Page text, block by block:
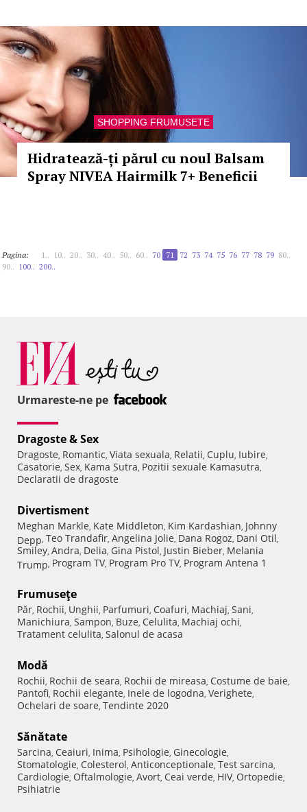
SHOPPING FRUMUSETE
Hidratează-ți părul cu noul Balsam
Spray NIVEA Hairmilk 7+ Beneficii
Pagina: 1.. 10.. 20.. 30.. 40.. 50.. 60.. 70 71 72 73 74 75 76 77 78 79 80..
90.. 100.. 200..
Urmareste-ne pe
Dragoste & Sex
Dragoste, Romantic, Viata sexuala, Relatii, Cuplu, Iubire,
Casatorie, Sex, Kama Sutra, Pozitii sexuale Kamasutra,
Declaratii de dragoste
Divertisment
Meghan Markle, Kate Middleton, Kim Kardashian, Johnny
Depp, Teo Trandafir, Angelina Jolie, Dana Rogoz, Dani Otil,
Smiley, Andra, Delia, Gina Pistol, Justin Bieber, Melania
Trump, Program TV, Program Pro TV, Program Antena 1
Frumuseţe
Păr, Rochii, Unghii, Parfumuri, Coafuri, Machiaj, Sani,
Manichiura, Sampon, Buze, Celulita, Machiaj ochi,
Tratament celulita, Salonul de acasa
Modă
Rochii, Rochii de seara, Rochii de mireasa, Costume de baie,
Pantofi, Rochii elegante, Inele de logodna, Verighete,
Ochelari de soare, Tendinte 2020
Sănătate
Sarcina, Ceaiuri, Inima, Psihologie, Ginecologie,
Stomatologie, Colesterol, Anticonceptionale, Test sarcina,
Cardiologie, Oftalmologie, Avort, Ceai verde, HIV, Ortopedie,
Psihiatrie